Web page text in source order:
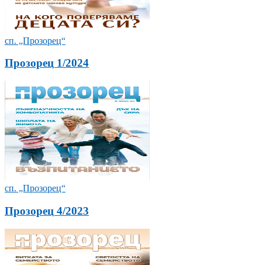
сп. „Прозорец“
Прозорец 1/2024
сп. „Прозорец“
Прозорец 4/2023